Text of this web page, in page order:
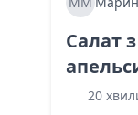
Салат
20